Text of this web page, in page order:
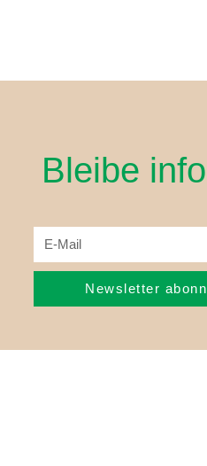
Bleibe
Newsletter